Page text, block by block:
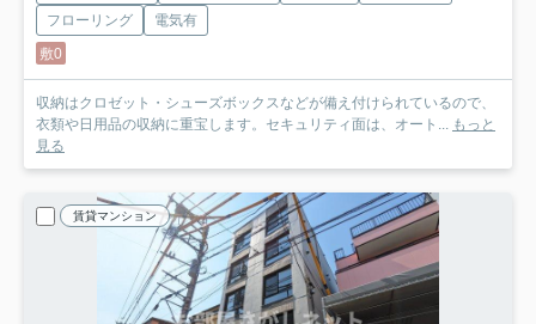
フローリング
電気有
敷0
収納はクロゼット・シューズボックスなどが備え付けられているので、
衣類や日用品の収納に重宝します。セキュリティ面は、オート... もっと
見る
賃貸マンション